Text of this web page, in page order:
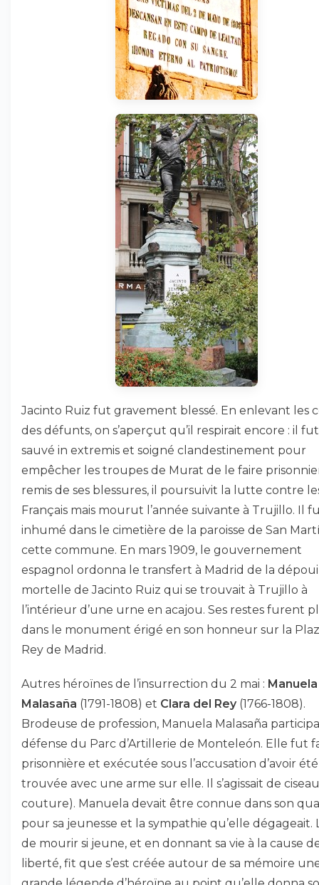
Jacinto Ruiz fut gravement blessé. En enlevant les
des défunts, on s’aperçut qu’il respirait encore : il fut
sauvé in extremis et soigné clandestinement pour
empêcher les troupes de Murat de le faire
remis de ses blessures, il poursuivit la lutte contre
Français mais mourut l’année suivante à Trujillo. Il
inhumé dans le cimetière de la paroisse de San
cette commune. En mars 1909, le gouvernement
espagnol ordonna le transfert à Madrid de la
mortelle de Jacinto Ruiz qui se trouvait à Trujillo à
l’intérieur d’une urne en acajou. Ses restes furent
dans le monument érigé en son honneur sur la
Rey de Madrid.
Autres héroïnes de l’insurrection du 2 mai : Manuela
Malasaña (1791-1808) et Clara del Rey (1766-1808).
Brodeuse de profession, Manuela Malasaña
défense du Parc d’Artillerie de Monteleón. Elle fut
prisonnière et exécutée sous l’accusation d’avoir été
trouvée avec une arme sur elle. Il s’agissait de
couture). Manuela devait être connue dans son
pour sa jeunesse et la sympathie qu’elle dégageait.
de mourir si jeune, et en donnant sa vie à la cause
liberté, fit que s’est créée autour de sa mémoire